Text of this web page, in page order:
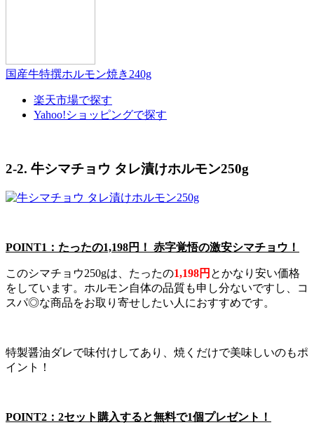
国産牛特撰ホルモン焼き240g
楽天市場で探す
Yahoo!ショッピングで探す
2-2. 牛シマチョウ タレ漬けホルモン250g
POINT1：たったの1,198円！ 赤字覚悟の激安シマチョウ！
このシマチョウ250gは、たったの1,198円 とかなり安い価格
をしています。ホルモン自体の品質も申し分ないですし、コ
スパ◎な商品をお取り寄せしたい人におすすめです。
特製醤油ダレで味付けしてあり、焼くだけで美味しいのもポ
イント！
POINT2：2セット購入すると無料で1個プレゼント！